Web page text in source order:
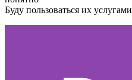
Буду пользоваться их услугами